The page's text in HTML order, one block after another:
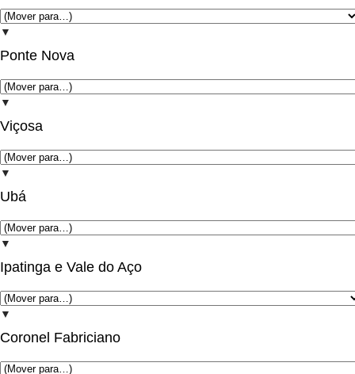
▼
Ponte Nova
▼
Viçosa
▼
Ubá
▼
Ipatinga e Vale do Aço
▼
Coronel Fabriciano